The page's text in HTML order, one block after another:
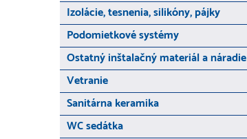
Izolácie, tesnenia, silikóny, pájky
Podomietkové systémy
Ostatný inštalačný materiál a náradie
Vetranie
Sanitárna keramika
WC sedátka